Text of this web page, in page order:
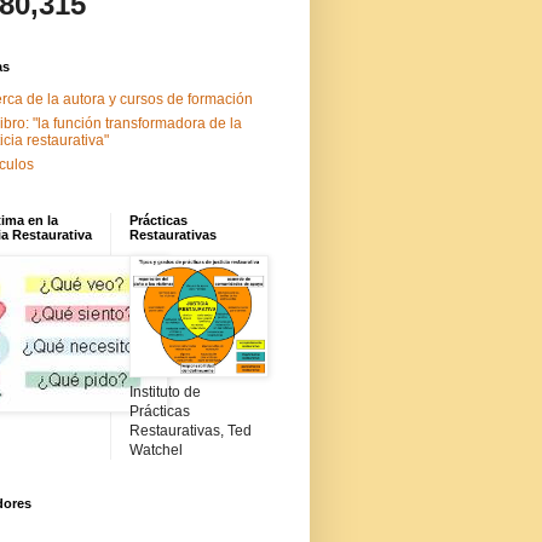
de la autora y cursos de formación
"la función transformadora de la
restaurativa"
en la
Restaurativa
Prácticas
Restaurativas
Instituto de
Prácticas
Restaurativas, Ted
Watchel